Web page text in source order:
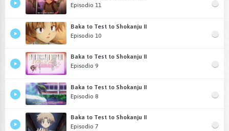
Episodio 11
Baka to Test to Shokanju II
Episodio 10
Baka to Test to Shokanju II
Episodio 9
Baka to Test to Shokanju II
Episodio 8
Baka to Test to Shokanju II
Episodio 7